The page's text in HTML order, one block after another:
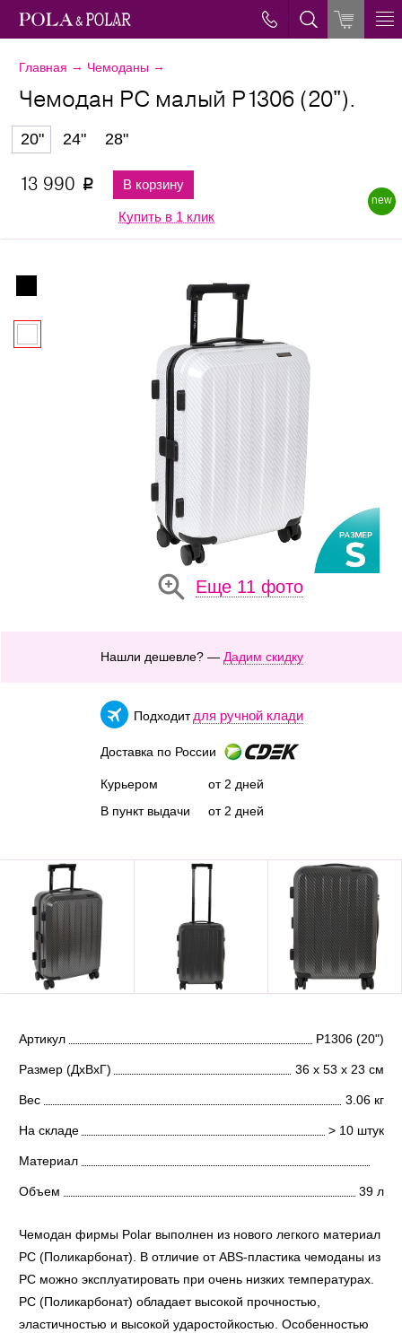
Главная → Чемоданы →
Еще 11 фото
new
Чемодан PC малый Р1306 (20").
20" 24" 28"
13 990 p В корзину
Купить в 1 клик
Нашли дешевле? — Дадим скидку
Подходит для ручной клади
Доставка по России
Курьером
В пункт выдачи
от 2 дней
от 2 дней
Артикул Р1306 (20")
Размер (ДхВхГ) 36 х 53 х 23 см
Вес 3.06 кг
На складе > 10 штук
Материал
Объем 39 л
Чемодан фирмы Polar выполнен из нового легкого материал
PC (Поликарбонат). В отличие от ABS-пластика чемоданы из
PC можно эксплуатировать при очень низких температурах.
PC (Поликарбонат) обладает высокой прочностью,
эластичностью и высокой ударостойкостью. Особенностью